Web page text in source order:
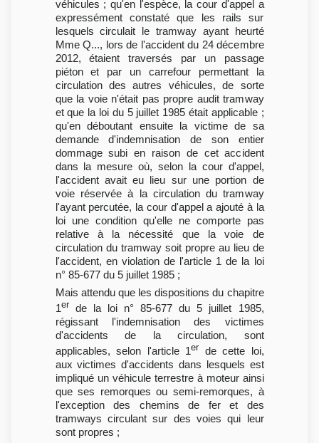
véhicules ; qu'en l'espèce, la cour d'appel a
expressément constaté que les rails sur
lesquels circulait le tramway ayant heurté
Mme Q..., lors de l'accident du 24 décembre
2012, étaient traversés par un passage
piéton et par un carrefour permettant la
circulation des autres véhicules, de sorte
que la voie n'était pas propre audit tramway
et que la loi du 5 juillet 1985 était applicable ;
qu'en déboutant ensuite la victime de sa
demande d'indemnisation de son entier
dommage subi en raison de cet accident
dans la mesure où, selon la cour d'appel,
l'accident avait eu lieu sur une portion de
voie réservée à la circulation du tramway
l'ayant percutée, la cour d'appel a ajouté à la
loi une condition qu'elle ne comporte pas
relative à la nécessité que la voie de
circulation du tramway soit propre au lieu de
l'accident, en violation de l'article 1 de la loi
n° 85-677 du 5 juillet 1985 ;
Mais attendu que les dispositions du chapitre
1er
de la loi n° 85-677 du 5 juillet 1985,
régissant l'indemnisation des victimes
d'accidents de la circulation, sont
applicables, selon l'article 1er
de cette loi,
aux victimes d'accidents dans lesquels est
impliqué un véhicule terrestre à moteur ainsi
que ses remorques ou semi-remorques, à
l'exception des chemins de fer et des
tramways circulant sur des voies qui leur
sont propres ;